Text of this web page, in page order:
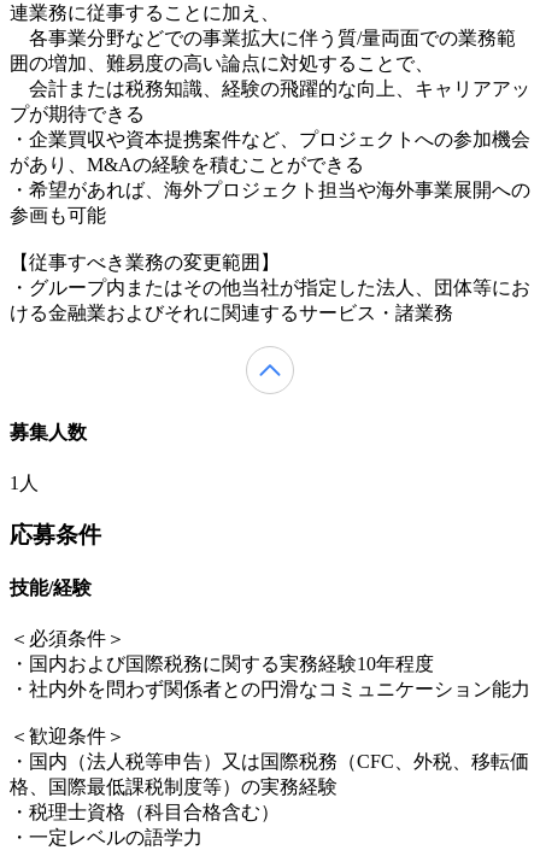
連業務に従事することに加え、
各事業分野などでの事業拡大に伴う質/量両面での業務範
囲の増加、難易度の高い論点に対処することで、
会計または税務知識、経験の飛躍的な向上、キャリアアッ
プが期待できる
・企業買収や資本提携案件など、プロジェクトへの参加機会
があり、M&Aの経験を積むことができる
・希望があれば、海外プロジェクト担当や海外事業展開への
参画も可能
【従事すべき業務の変更範囲】
・グループ内またはその他当社が指定した法人、団体等にお
ける金融業およびそれに関連するサービス・諸業務
募集人数
1人
応募条件
技能/経験
＜必須条件＞
・国内および国際税務に関する実務経験10年程度
・社内外を問わず関係者との円滑なコミュニケーション能力
＜歓迎条件＞
・国内（法人税等申告）又は国際税務（CFC、外税、移転価
格、国際最低課税制度等）の実務経験
・税理士資格（科目合格含む）
・一定レベルの語学力